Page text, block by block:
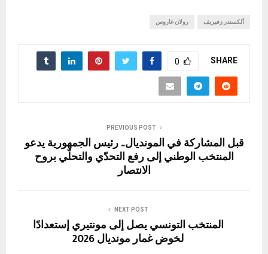
ألكسندر زفيريف رولان غاروس
SHARE
0
PREVIOUS POST
قبل المشاركة في المونديال.. رئيس الجمهورية يدعو
المنتخب الوطني إلى رفع التحدّي والتحلّي بروح
الانتصار
NEXT POST
المنتخب التونسي يصل إلى مونتيري إستعدادًا
لخوض غمار مونديال 2026